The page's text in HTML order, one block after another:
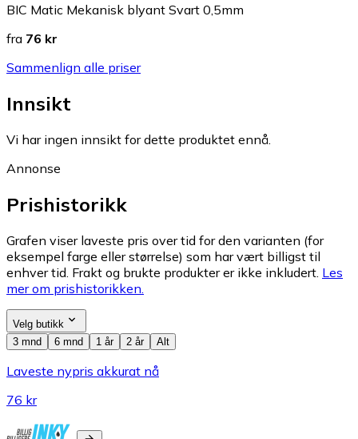
BIC Matic Mekanisk blyant Svart 0,5mm
fra 76 kr
Sammenlign alle priser
Innsikt
Vi har ingen innsikt for dette produktet ennå.
Annonse
Prishistorikk
Grafen viser laveste pris over tid for den varianten (for
eksempel farge eller størrelse) som har vært billigst til
enhver tid. Frakt og brukte produkter er ikke inkludert. Les
mer om prishistorikken.
Velg butikk
3 mnd
6 mnd 1 år 2 år Alt
Laveste nypris akkurat nå
76 kr